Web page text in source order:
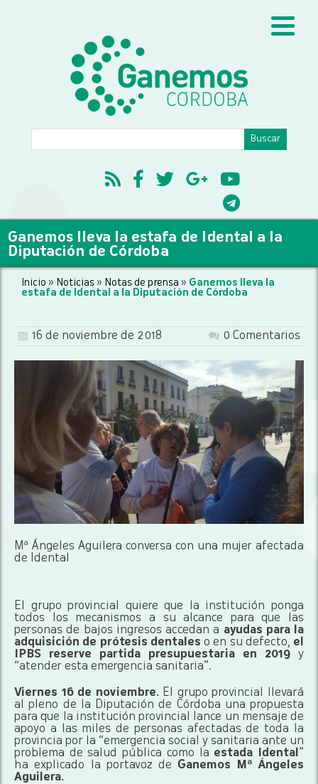
Ganemos lleva la estafa de Idental a la
Diputación de Córdoba
Inicio » Noticias » Notas de prensa » Ganemos lleva la
estafa de Idental a la Diputación de Córdoba
16 de noviembre de 2018 0 Comentarios
Mª Ángeles Aguilera conversa con una mujer afectada
de Idental
El grupo provincial quiere que la institución ponga
todos los mecanismos a su alcance para que las
personas de bajos ingresos accedan a ayudas para la
adquisición de prótesis dentales o en su defecto, el
IPBS reserve partida presupuestaria en 2019 y
“atender esta emergencia sanitaria”.
Viernes 16 de noviembre.El grupo provincial llevará
al pleno de la Diputación de Córdoba una propuesta
para que la institución provincial lance un mensaje de
apoyo a las miles de personas afectadas de toda la
provincia por la “emergencia social y sanitaria ante un
problema de salud pública como la estada Idental ”
ha explicado la portavoz de Ganemos Mª Ángeles
Aguilera.